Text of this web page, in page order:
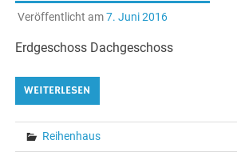
Veröffentlicht am7. Juni 2016
Erdgeschoss Dachgeschoss
WEITERLESEN
Reihenhaus